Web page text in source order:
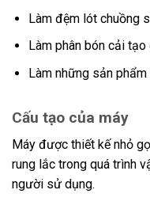
Làm đệm lót chuồng
Làm phân bón cải
Làm những sản
Cấu tạo của máy
Máy được thiết kế nhỏ
rung lắc trong quá trình
người sử dụng.